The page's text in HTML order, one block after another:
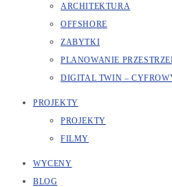
ARCHITEKTURA
OFFSHORE
ZABYTKI
PLANOWANIE
DIGITAL TWIN –
PROJEKTY
PROJEKTY
FILMY
WYCENY
BLOG